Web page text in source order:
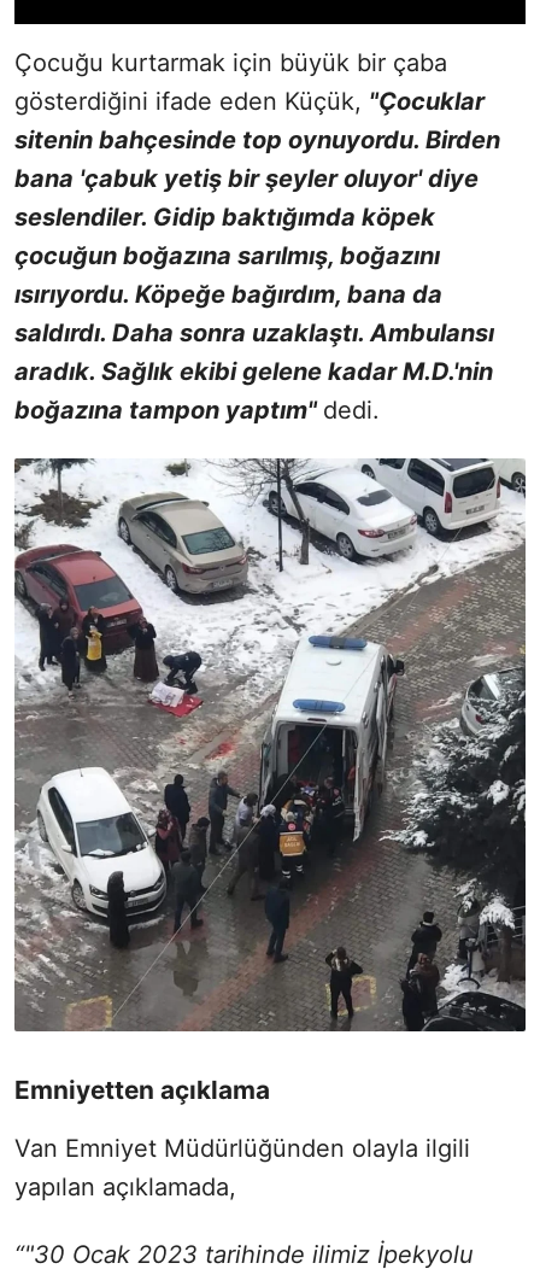
Çocuğu kurtarmak için büyük bir çaba
gösterdiğini ifade eden Küçük, "Çocuklar
sitenin bahçesinde top oynuyordu. Birden
bana 'çabuk yetiş bir şeyler oluyor' diye
seslendiler. Gidip baktığımda köpek
çocuğun boğazına sarılmış, boğazını
ısırıyordu. Köpeğe bağırdım, bana da
saldırdı. Daha sonra uzaklaştı. Ambulansı
aradık. Sağlık ekibi gelene kadar M.D.'nin
boğazına tampon yaptım" dedi.
Emniyetten açıklama
Van Emniyet Müdürlüğünden olayla ilgili
yapılan açıklamada,
“"30 Ocak 2023 tarihinde ilimiz İpekyolu